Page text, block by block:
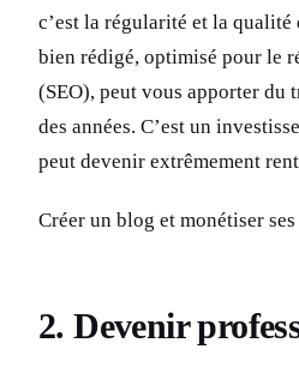
c’est la régularité et la
bien rédigé, optimisé pour le
(SEO), peut vous apporter du
des années. C’est un
peut devenir extrêmement
Créer un blog et monétiser
2. Devenir